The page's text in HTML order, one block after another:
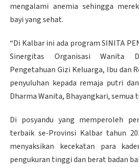
mengalami anemia sehingga
bayi yang sehat.
“Di Kalbar ini ada program SINITA
Sinergitas Organisasi Wanita
Pengetahuan Gizi Keluarga, Ibu dan
penyuluhan kepada remaja putri
Dharma Wanita, Bhayangkari, semua
Di posyandu yang memperoleh
terbaik se-Provinsi Kalbar tahun
menyaksikan kecekatan para
pengukuran tinggi dan berat badan